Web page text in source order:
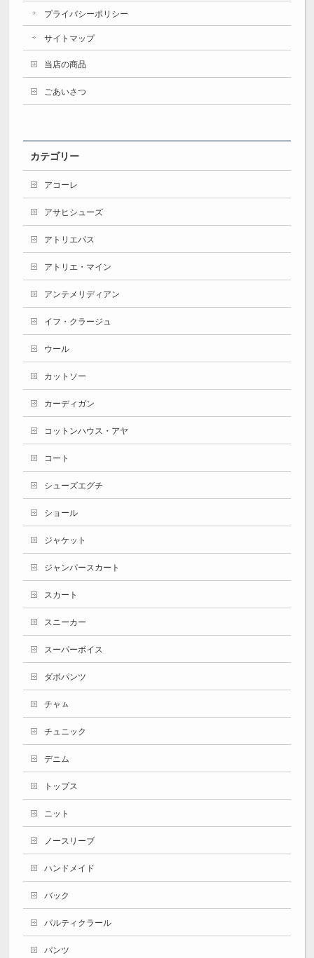
プライバシーポリシー
サイトマップ
当店の商品
ごあいさつ
カテゴリー
アコーレ
アサヒシューズ
アトリエパス
アトリエ・マイン
アンテメリディアン
イフ・クラージュ
ウール
カットソー
カーディガン
コットンハウス・アヤ
コート
シューズエグチ
ショール
ジャケット
ジャンパースカート
スカート
スニーカー
スーパーボイス
ダボパンツ
チャㇺ
チュニック
デニム
トップス
ニット
ノースリーブ
ハンドメイド
バック
パルティクラール
パンツ